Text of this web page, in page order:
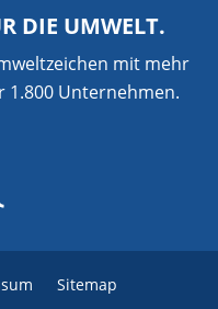
DIE UMWELT.
mit mehr
1.800 Unternehmen.
Sitemap